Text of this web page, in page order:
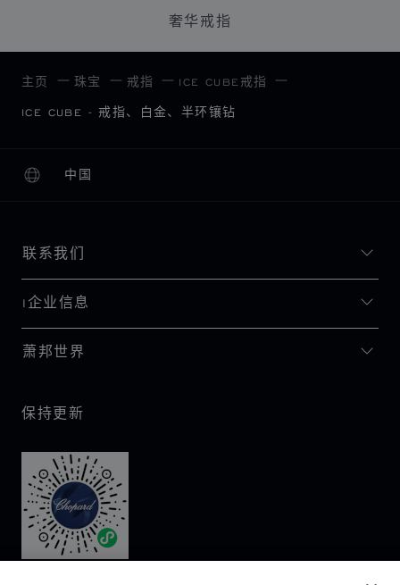
奢华戒指
主页 珠宝 戒指 ICE CUBE戒指
ICE CUBE - 戒指、白金、半环镶钻
中国
本地化（更改国家/地区）
更改国家/地区
联系我们
I企业信息
萧邦世界
保持更新